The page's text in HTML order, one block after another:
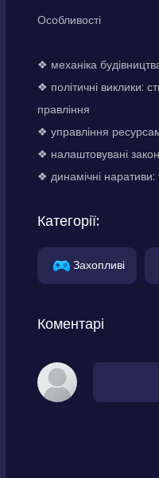
Особливості
❖ механіка
❖ політичні виклики:
правління
❖ управління
❖ налаштовувані
❖ динамічні наративи:
Категорії:
Захопливі
Коментарі